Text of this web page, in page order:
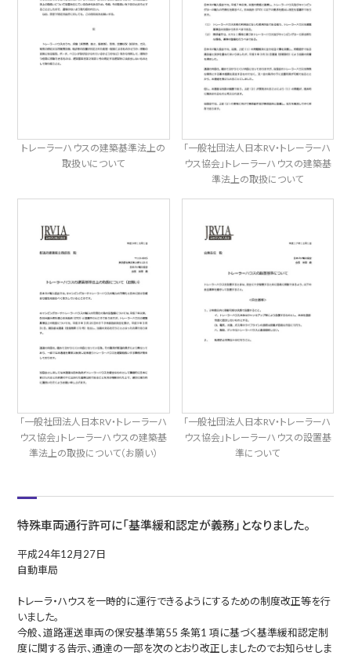
トレーラーハウスの建築基準法上の
取扱いについて
「一般社団法人日本RV・トレーラーハ
ウス協会」トレーラーハウスの建築基
準法上の取扱について
「一般社団法人日本RV・トレーラーハ
ウス協会」トレーラーハウスの建築基
準法上の取扱について（お願い）
「一般社団法人日本RV・トレーラーハ
ウス協会」トレーラーハウスの設置基
準について
特殊車両通行許可に「基準緩和認定が義務」となりました。
平成24年12月27日
自動車局
トレーラ・ハウスを一時的に運行できるようにするための制度改正等を行
いました。
今般、道路運送車両の保安基準第55 条第1 項に基づく基準緩和認定制
度に関する告示、通達の一部を次のとおり改正しましたのでお知らせしま